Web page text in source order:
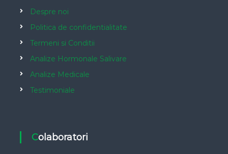
Despre noi
Politica de confidentialitate
Termeni si Conditii
Analize Hormonale Salivare
Analize Medicale
Testimoniale
Colaboratori